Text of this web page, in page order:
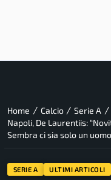
Home / Calcio / Serie A /
Napoli, De Laurentiis:
Sembra ci sia solo un
SERIE A ULTIMI ARTICOLI